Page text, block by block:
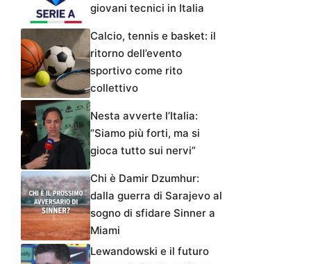
giovani tecnici in Italia
Calcio, tennis e basket: il
ritorno dell’evento
sportivo come rito
collettivo
Nesta avverte l’Italia:
“Siamo più forti, ma si
gioca tutto sui nervi”
Chi è Damir Dzumhur:
dalla guerra di Sarajevo al
sogno di sfidare Sinner a
Miami
Lewandowski e il futuro